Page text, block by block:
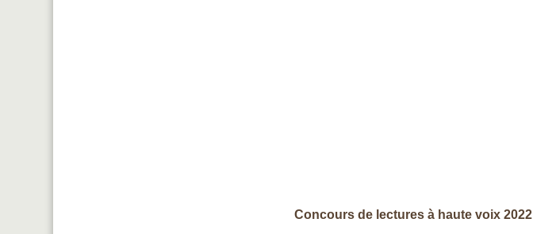
Concours de lectures à haute voix 2022